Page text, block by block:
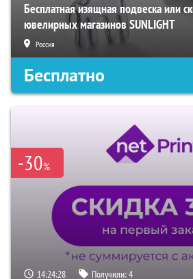
Бесплатная изящная подвеска или
ювелирных магазинов SUNLIGHT
Россия
Бесплатно
-30%
14:24:27 Получили:4